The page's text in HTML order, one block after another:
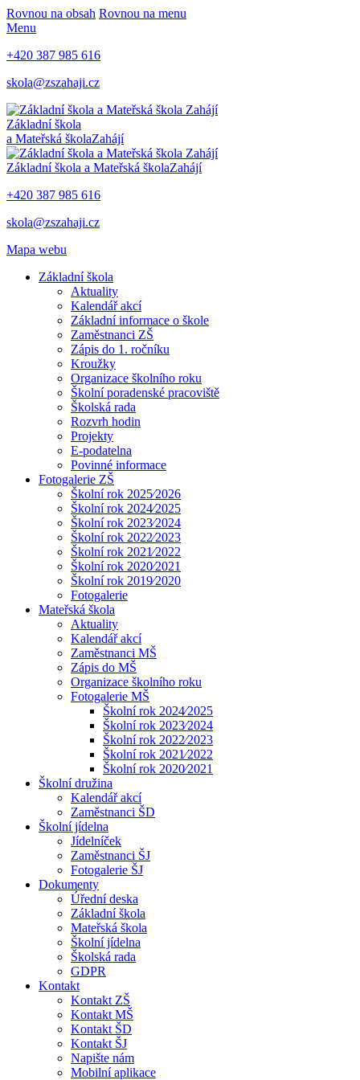
Rovnou na obsah Rovnou na menu
Menu
+420 387 985 616
skola@zszahaji.cz
Základní škola
a Mateřská školaZahájí
Základní škola a Mateřská školaZahájí
+420 387 985 616
skola@zszahaji.cz
Mapa webu
Základní škola
Aktuality
Kalendář akcí
Základní informace o škole
Zaměstnanci ZŠ
Zápis do 1. ročníku
Kroužky
Organizace školního roku
Školní poradenské pracoviště
Školská rada
Rozvrh hodin
Projekty
E-podatelna
Povinné informace
Fotogalerie ZŠ
Školní rok 2025⁄2026
Školní rok 2024⁄2025
Školní rok 2023⁄2024
Školní rok 2022⁄2023
Školní rok 2021⁄2022
Školní rok 2020⁄2021
Školní rok 2019⁄2020
Fotogalerie
Mateřská škola
Aktuality
Kalendář akcí
Zaměstnanci MŠ
Zápis do MŠ
Organizace školního roku
Fotogalerie MŠ
Školní rok 2024⁄2025
Školní rok 2023⁄2024
Školní rok 2022⁄2023
Školní rok 2021⁄2022
Školní rok 2020⁄2021
Školní družina
Kalendář akcí
Zaměstnanci ŠD
Školní jídelna
Jídelníček
Zaměstnanci ŠJ
Fotogalerie ŠJ
Dokumenty
Úřední deska
Základní škola
Mateřská škola
Školní jídelna
Školská rada
GDPR
Kontakt
Kontakt ZŠ
Kontakt MŠ
Kontakt ŠD
Kontakt ŠJ
Napište nám
Mobilní aplikace